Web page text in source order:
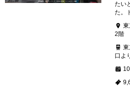
たい
た。
2階
口よ